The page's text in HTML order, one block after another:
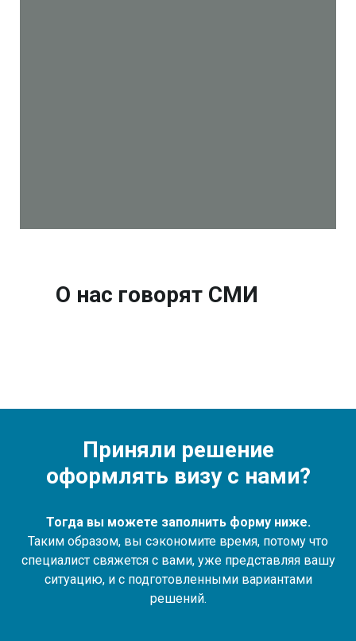
О нас говорят СМИ
Приняли решение
оформлять визу с нами?
Тогда вы можете заполнить форму ниже.
Таким образом, вы сэкономите время, потому что
специалист свяжется с вами, уже представляя вашу
ситуацию, и с подготовленными вариантами
решений.